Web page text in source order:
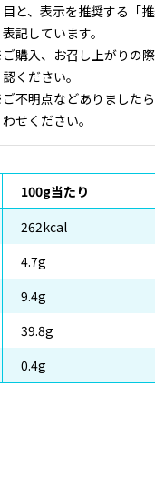
目と、表示を推奨する「
表記しています。
ご購入、お召し上がりの
認ください。
ご不明点などありました
わせください。
100g当たり
262kcal
4.7g
9.4g
39.8g
0.4g